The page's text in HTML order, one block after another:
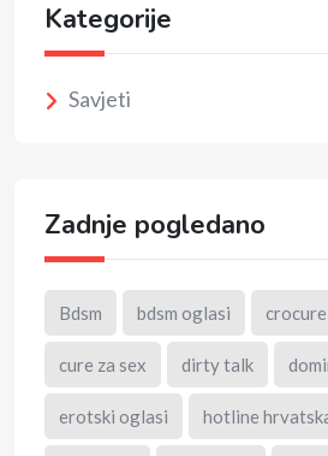
Kategorije
Savjeti
Zadnje pogledano
Bdsm bdsm oglasi crocure
cure za sex dirty talk
erotski oglasi hotline